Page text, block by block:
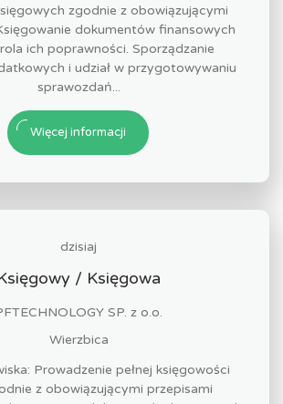
zgodnie z obowiązującymi
dokumentów finansowych
ich poprawności. Sporządzanie
i udział w przygotowywaniu
sprawozdań...
Więcej informacji
dzisiaj
/ Księgowa
SP. z o.o.
Wierzbica
Prowadzenie pełnej księgowości
z obowiązującymi przepisami